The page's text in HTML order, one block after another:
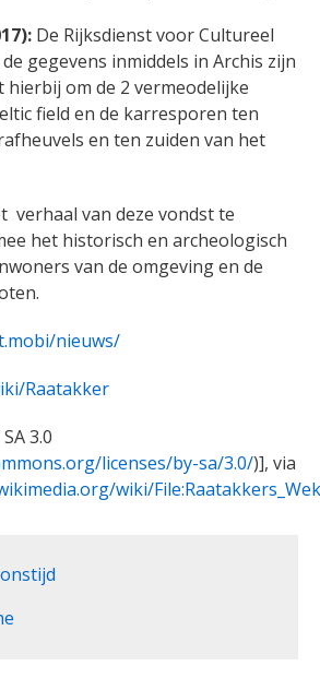
De Rijksdienst voor Cultureel
gegevens inmiddels in Archis zijn
hierbij om de 2 vermeodelijke
field en de karresporen ten
en ten zuiden van het
verhaal van deze vondst te
het historisch en archeologisch
van de omgeving en de
nieuws/
Raatakker
3.0
licenses/by-sa/3.0/)], via
wiki/